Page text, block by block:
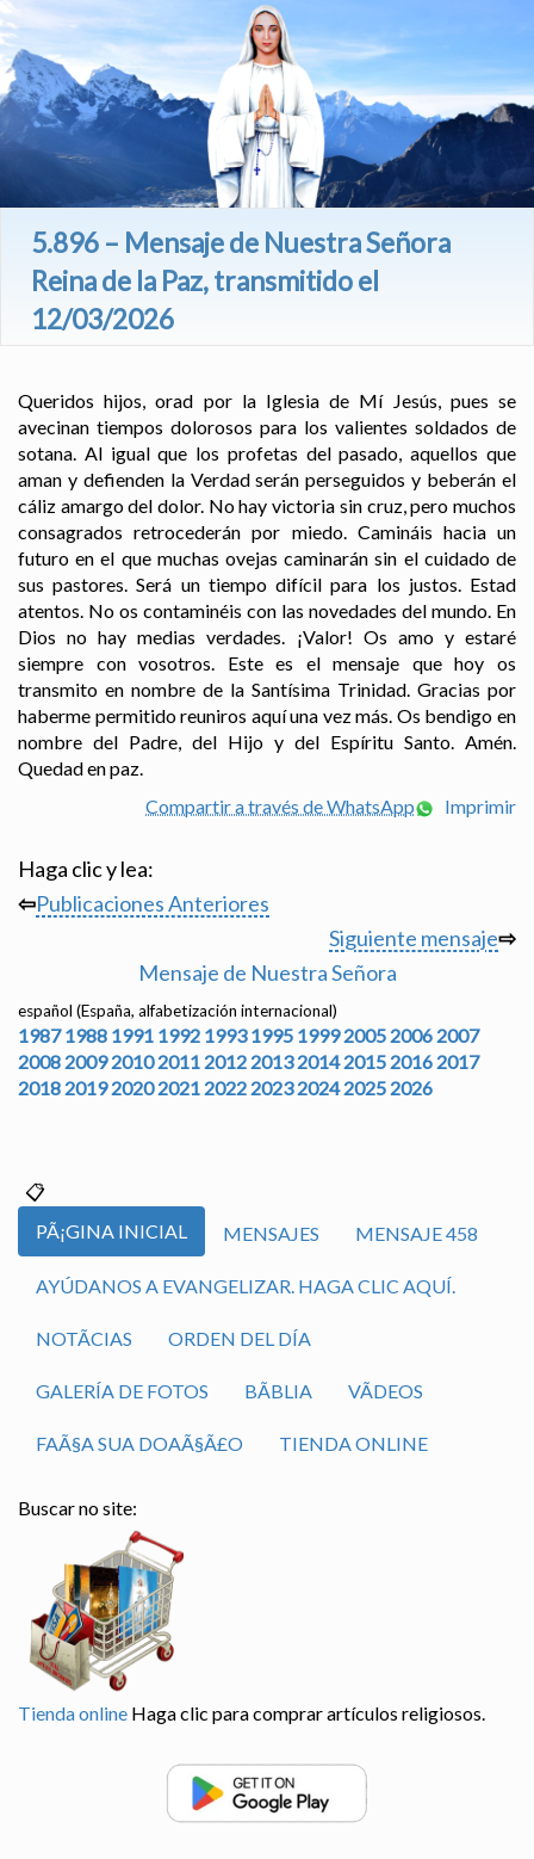
5.896 – Mensaje de Nuestra Señora
Reina de la Paz, transmitido el
12/03/2026
Queridos hijos, orad por la Iglesia de Mí Jesús, pues se
avecinan tiempos dolorosos para los valientes soldados de
sotana. Al igual que los profetas del pasado, aquellos que
aman y defienden la Verdad serán perseguidos y beberán el
cáliz amargo del dolor. No hay victoria sin cruz, pero muchos
consagrados retrocederán por miedo. Camináis hacia un
futuro en el que muchas ovejas caminarán sin el cuidado de
sus pastores. Será un tiempo difícil para los justos. Estad
atentos. No os contaminéis con las novedades del mundo. En
Dios no hay medias verdades. ¡Valor! Os amo y estaré
siempre con vosotros. Este es el mensaje que hoy os
transmito en nombre de la Santísima Trinidad. Gracias por
haberme permitido reuniros aquí una vez más. Os bendigo en
nombre del Padre, del Hijo y del Espíritu Santo. Amén.
Quedad en paz.
Compartir a través de WhatsApp
Imprimir
Haga clic y lea:
⇦Publicaciones Anteriores
Siguiente mensaje⇨
Mensaje de Nuestra Señora
español (España, alfabetización internacional)
1987 1988 1991 1992 1993 1995 1999 2005 2006 2007
2008 2009 2010 2011 2012 2013 2014 2015 2016 2017
2018 2019 2020 2021 2022 2023 2024 2025 2026
PÃ¡GINA INICIAL MENSAJES MENSAJE 458
AYÚDANOS A EVANGELIZAR. HAGA CLIC AQUÍ.
NOTÃ­CIAS ORDEN DEL DÍA
GALERÍA DE FOTOS BÃ­BLIA VÃ­DEOS
FAÃ§A SUA DOAÃ§Ã£O TIENDA ONLINE
Buscar no site:
Tienda online Haga clic para comprar artículos religiosos.